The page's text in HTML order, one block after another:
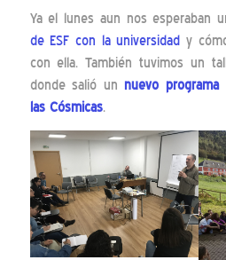
Ya el lunes aun nos esperaban
de ESF con la universidad y
con ella. También tuvimos un
donde salió un nuevo programa
las Cósmicas.